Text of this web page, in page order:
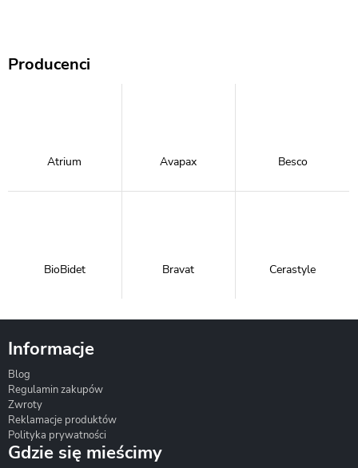
Producenci
Atrium Avapax Besco
BioBidet Bravat Cerastyle
Informacje
Blog
Regulamin zakupów
Zwroty
Reklamacje produktów
Polityka prywatności
Gdzie się mieścimy